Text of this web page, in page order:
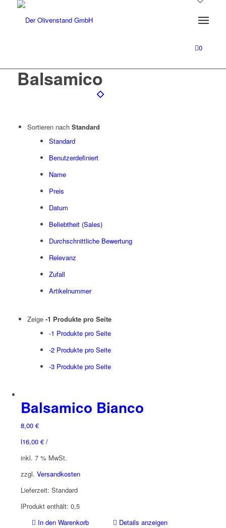
0
Balsamico
Sortieren nach Standard
Standard
Benutzerdefiniert
Name
Preis
Datum
Beliebtheit (Sales)
Durchschnittliche Bewertung
Relevanz
Zufall
Artikelnummer
Zeige -1 Produkte pro Seite
-1 Produkte pro Seite
-2 Produkte pro Seite
-3 Produkte pro Seite
Balsamico Bianco
8,00 €
16,00 €/
l
inkl. 7 % MwSt.
zzgl. Versandkosten
Lieferzeit: Standard
Produkt enthält: 0,5
l
In den Warenkorb
Details anzeigen